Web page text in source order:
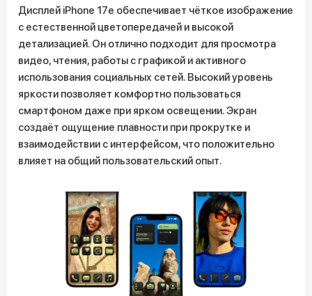
Дисплей iPhone 17e обеспечивает чёткое изображение
с естественной цветопередачей и высокой
детализацией. Он отлично подходит для просмотра
видео, чтения, работы с графикой и активного
использования социальных сетей. Высокий уровень
яркости позволяет комфортно пользоваться
смартфоном даже при ярком освещении. Экран
создаёт ощущение плавности при прокрутке и
взаимодействии с интерфейсом, что положительно
влияет на общий пользовательский опыт.